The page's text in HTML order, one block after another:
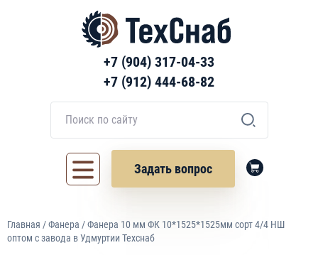
+7 (904) 317-04-33
+7 (912) 444-68-82
Задать вопрос
Главная /Фанера / Фанера 10 мм ФК 10*1525*1525мм сорт 4/4 НШ
оптом с завода в Удмуртии Техснаб